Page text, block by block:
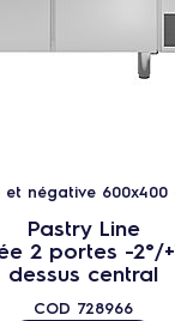
et négative 600x400
Pastry Line
2 portes -2°/
dessus central
COD 728966